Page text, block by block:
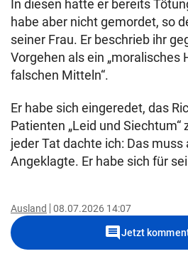
In diesen hatte er bereits
habe aber nicht gemordet, so
seiner Frau. Er beschrieb ihr
Vorgehen als ein „moralisches
falschen Mitteln“.
Er habe sich eingeredet, das
Patienten „Leid und Siechtum“
jeder Tat dachte ich: Das muss
Angeklagte. Er habe sich für
Ausland 08.07.2026 14:07
commentJetzt